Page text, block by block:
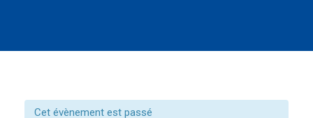
Cet évènement est passé